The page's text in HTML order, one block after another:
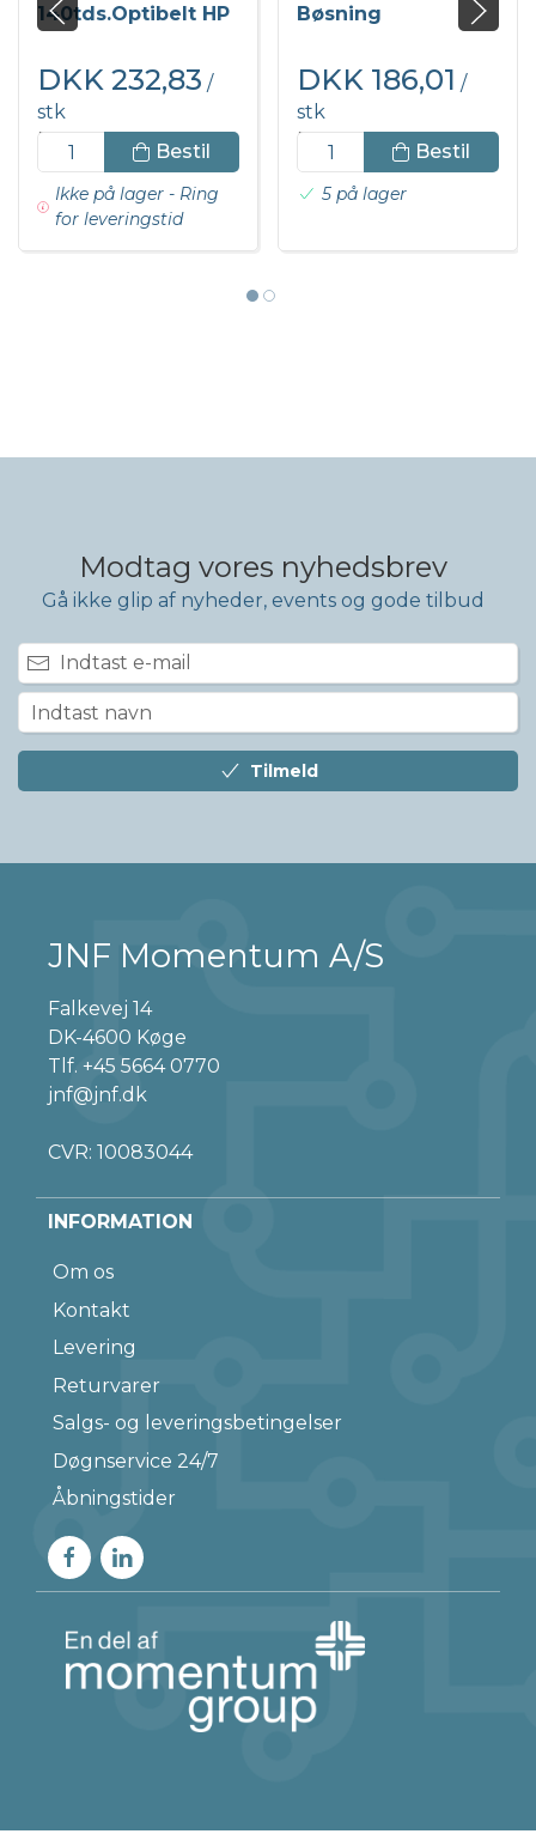
140tds.Optibelt HP
DKK 232,83 /
stk
DKK 291,04 inkl. moms
Bestil
Ikke på lager - Ring
for leveringstid
Bøsning
DKK 186,01 /
stk
DKK 232,52 inkl. moms
Bestil
5 på lager
Modtag vores nyhedsbrev
Gå ikke glip af nyheder, events og gode tilbud
Tilmeld
JNF Momentum A/S
Falkevej 14
DK-4600 Køge
Tlf. +45 5664 0770
jnf@jnf.dk
CVR: 10083044
INFORMATION
Om os
Kontakt
Levering
Returvarer
Salgs- og leveringsbetingelser
Døgnservice 24/7
Åbningstider